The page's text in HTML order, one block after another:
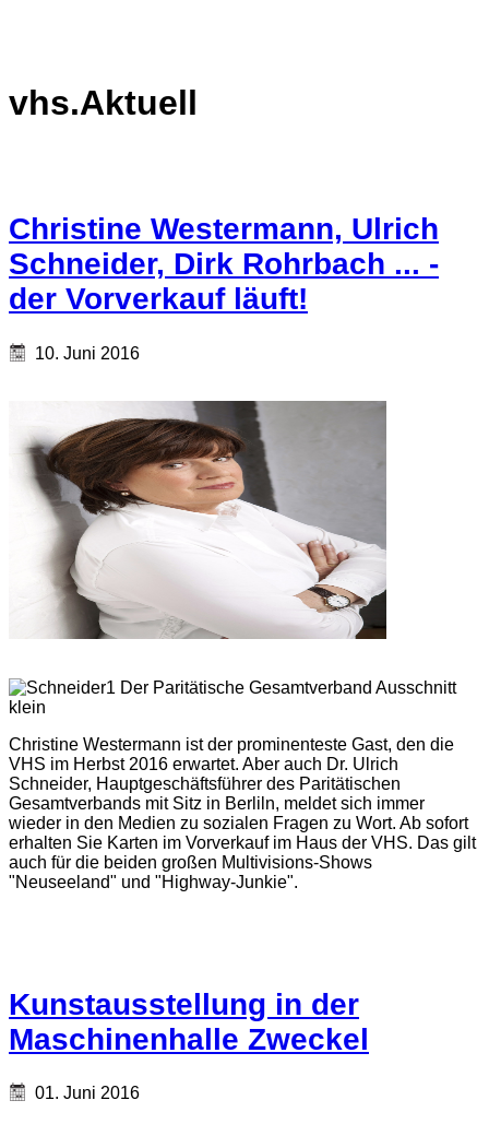
vhs.Aktuell
Christine Westermann, Ulrich
Schneider, Dirk Rohrbach ... -
der Vorverkauf läuft!
10. Juni 2016
Christine Westermann ist der prominenteste Gast, den die
VHS im Herbst 2016 erwartet. Aber auch Dr. Ulrich
Schneider, Hauptgeschäftsführer des Paritätischen
Gesamtverbands mit Sitz in Berliln, meldet sich immer
wieder in den Medien zu sozialen Fragen zu Wort. Ab sofort
erhalten Sie Karten im Vorverkauf im Haus der VHS. Das gilt
auch für die beiden großen Multivisions-Shows
"Neuseeland" und "Highway-Junkie".
Kunstausstellung in der
Maschinenhalle Zweckel
01. Juni 2016